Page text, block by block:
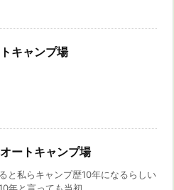
キャンプ場
ートキャンプ場
と私らキャンプ歴10年になるらしい
年と言っても当初 ...